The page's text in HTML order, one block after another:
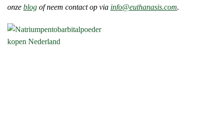
onze blog of neem contact op via info@euthanasis.com.